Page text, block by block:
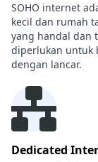
SOHO internet
kecil dan rumah
yang handal dan
diperlukan untuk
dengan lancar.
Dedicated